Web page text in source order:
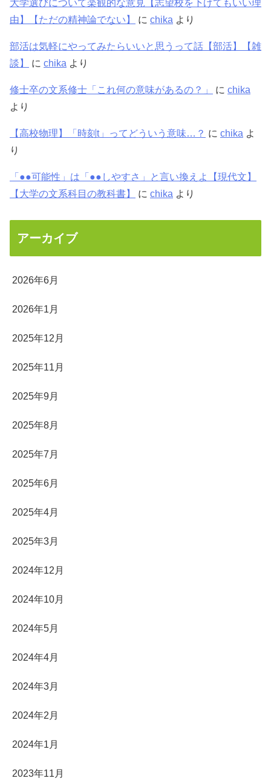
大学選びについて楽観的な意見【志望校を下げてもいい理
由】【ただの精神論でない】
に chika より
部活は気軽にやってみたらいいと思うって話【部活】【雑
談】
に chika より
修士卒の文系修士「これ何の意味があるの？」 に chika
より
【高校物理】「時刻t」ってどういう意味…？ に chika よ
り
「●●可能性」は「●●しやすさ」と言い換えよ【現代文】
【大学の文系科目の教科書】
に chika より
アーカイブ
2026年6月
2026年1月
2025年12月
2025年11月
2025年9月
2025年8月
2025年7月
2025年6月
2025年4月
2025年3月
2024年12月
2024年10月
2024年5月
2024年4月
2024年3月
2024年2月
2024年1月
2023年11月